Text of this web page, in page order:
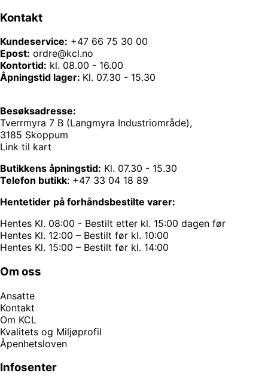
Kontakt
Kundeservice: +47 66 75 30 00
Epost: ordre@kcl.no
Kontortid: kl. 08.00 - 16.00
Åpningstid lager: Kl. 07.30 - 15.30
Besøksadresse:
Tverrmyra 7 B (Langmyra Industriområde),
3185 Skoppum
Link til kart
Butikkens åpningstid: Kl. 07.30 - 15.30
Telefon butikk: +47 33 04 18 89
Hentetider på forhåndsbestilte varer:
Hentes Kl. 08:00 - Bestilt etter kl. 15:00 dagen før
Hentes Kl. 12:00 – Bestilt før kl. 10:00
Hentes Kl. 15:00 – Bestilt før kl. 14:00
Om oss
Ansatte
Kontakt
Om KCL
Kvalitets og Miljøprofil
Åpenhetsloven
Infosenter